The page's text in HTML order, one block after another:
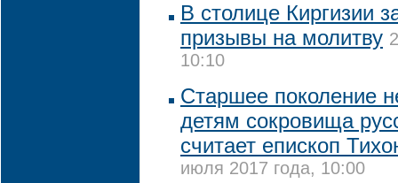
В столице Киргизии
призывы на молитву
10:10
Старшее поколение
детям сокровища
считает епископ
июля 2017 года, 10:00